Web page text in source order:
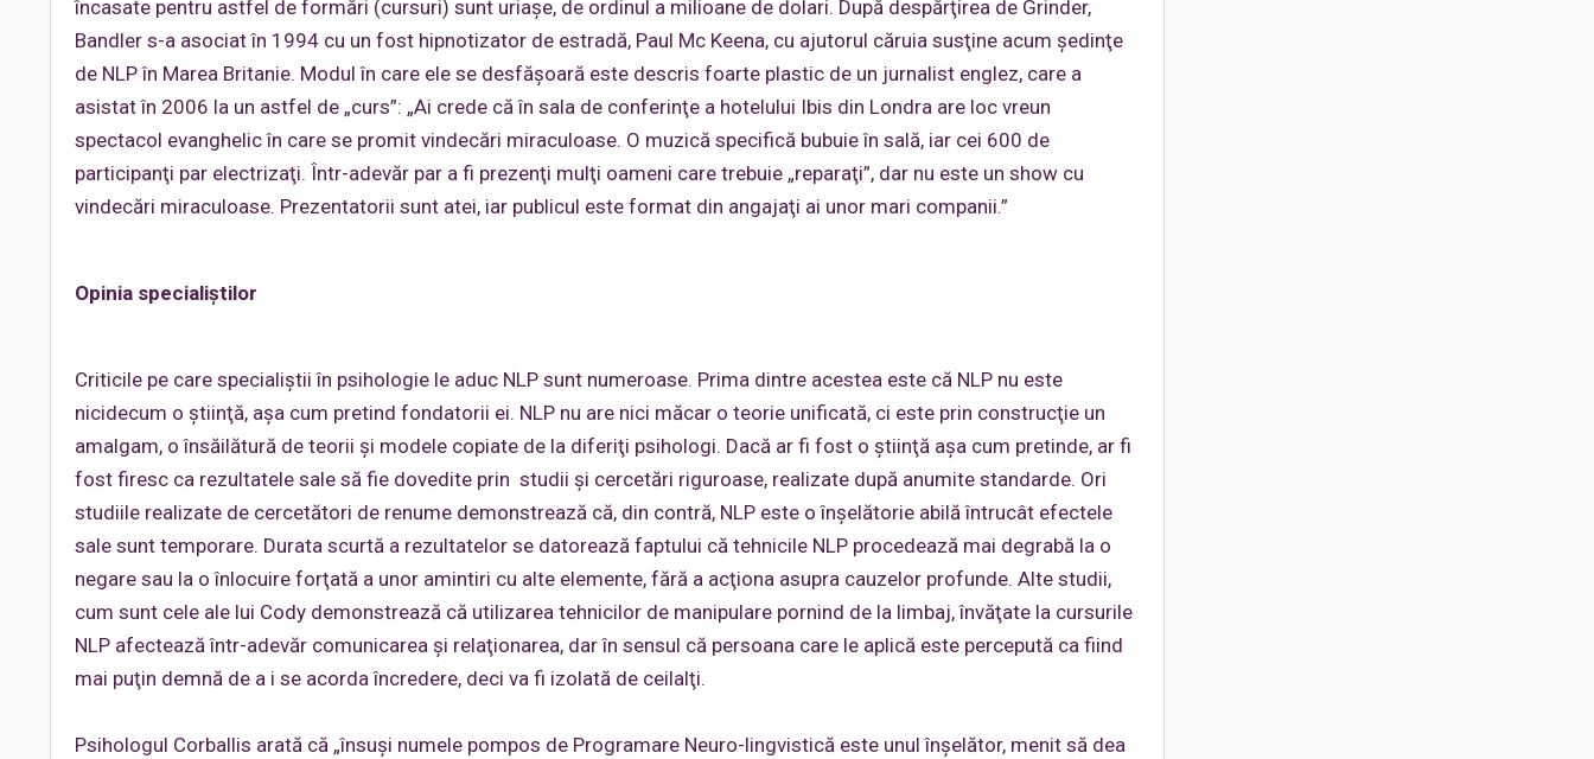
încasate pentru astfel de formări (cursuri) sunt uriaşe, de ordinul a milioane de dolari. După despărţirea de Grinder,
Bandler s-a asociat în 1994 cu un fost hipnotizator de estradă, Paul Mc Keena, cu ajutorul căruia susţine acum şedinţe
de NLP în Marea Britanie. Modul în care ele se desfăşoară este descris foarte plastic de un jurnalist englez, care a
asistat în 2006 la un astfel de „curs”: „Ai crede că în sala de conferinţe a hotelului Ibis din Londra are loc vreun
spectacol evanghelic în care se promit vindecări miraculoase. O muzică specifică bubuie în sală, iar cei 600 de
participanţi par electrizaţi. Într-adevăr par a fi prezenţi mulţi oameni care trebuie „reparaţi”, dar nu este un show cu
vindecări miraculoase. Prezentatorii sunt atei, iar publicul este format din angajaţi ai unor mari companii.”
Opinia specialiştilor
Criticile pe care specialiştii în psihologie le aduc NLP sunt numeroase. Prima dintre acestea este că NLP nu este
nicidecum o ştiinţă, aşa cum pretind fondatorii ei. NLP nu are nici măcar o teorie unificată, ci este prin construcţie un
amalgam, o însăilătură de teorii şi modele copiate de la diferiţi psihologi. Dacă ar fi fost o ştiinţă aşa cum pretinde, ar fi
fost firesc ca rezultatele sale să fie dovedite prin studii şi cercetări riguroase, realizate după anumite standarde. Ori
studiile realizate de cercetători de renume demonstrează că, din contră, NLP este o înşelătorie abilă întrucât efectele
sale sunt temporare. Durata scurtă a rezultatelor se datorează faptului că tehnicile NLP procedează mai degrabă la o
negare sau la o înlocuire forţată a unor amintiri cu alte elemente, fără a acţiona asupra cauzelor profunde. Alte studii,
cum sunt cele ale lui Cody demonstrează că utilizarea tehnicilor de manipulare pornind de la limbaj, învăţate la cursurile
NLP afectează într-adevăr comunicarea şi relaţionarea, dar în sensul că persoana care le aplică este percepută ca fiind
mai puţin demnă de a i se acorda încredere, deci va fi izolată de ceilalţi.
Psihologul Corballis arată că „însuşi numele pompos de Programare Neuro-lingvistică este unul înşelător, menit să dea